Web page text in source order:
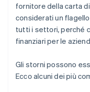
fornitore della carta
considerati un
tutti i settori, perché
finanziari per le
Gli storni possono
Ecco alcuni dei più